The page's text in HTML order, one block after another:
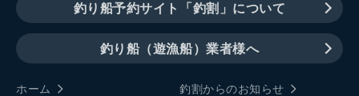
釣り船予約サイト「釣割」について
釣り船（遊漁船）業者様へ
ホーム
釣割からのお知らせ